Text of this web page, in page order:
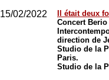
15/02/2022
Il était deux
Concert Berio
direction de
Studio de la
Paris.
Studio de la